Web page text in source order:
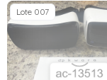
Lote 007